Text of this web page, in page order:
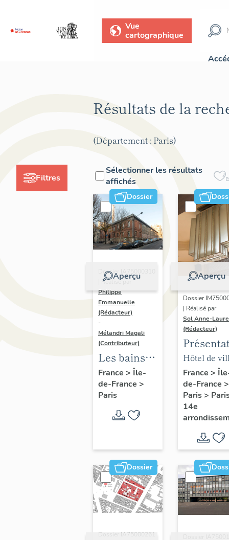
Vue
cartographique
Filtres
Résultats de la
(Département : Paris)
Sélectionner les résultats
affichés
Dossier
Aperçu
Dossier IA75000310
| Réalisé par
Philippe
Emmanuelle
(Rédacteur)
-
Mélandri Magali
(Contributeur)
Les bains
douches
municipaux
de la ville
de Paris
France > Île-
de-France >
Paris
Aperçu
Dossier
| Réalisé par
Sol Anne-Laure
(Rédacteur)
du
de la
annexe
Hôtel de
annexe
France >
de-France >
Paris>
14e
Dossier
Dossier IA75000261